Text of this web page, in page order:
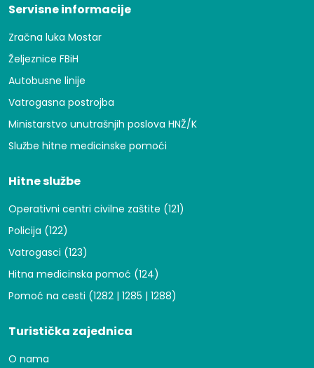
Servisne informacije
Zračna luka Mostar
Željeznice FBiH
Autobusne linije
Vatrogasna postrojba
Ministarstvo unutrašnjih poslova HNŽ/K
Službe hitne medicinske pomoći
Hitne službe
Operativni centri civilne zaštite (121)
Policija (122)
Vatrogasci (123)
Hitna medicinska pomoć (124)
Pomoć na cesti (1282 | 1285 | 1288)
Turistička zajednica
O nama